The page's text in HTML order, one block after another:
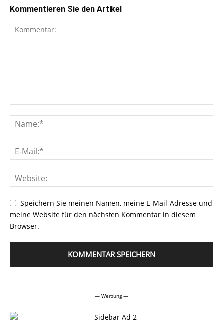
Kommentieren Sie den Artikel
Speichern Sie meinen Namen, meine E-Mail-Adresse und
meine Website für den nächsten Kommentar in diesem
Browser.
— Werbung —